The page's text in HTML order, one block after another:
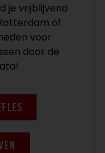
je vrijblijvend
of
voor
door de